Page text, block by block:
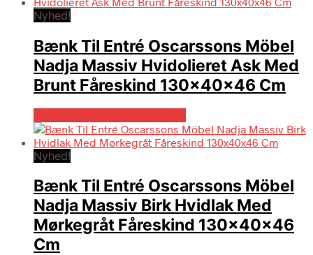
Nyhed!
Bænk Til Entré Oscarssons Möbel
Nadja Massiv Hvidolieret Ask Med
Brunt Fåreskind 130x40x46 Cm
Nyhed!
Bænk Til Entré Oscarssons Möbel
Nadja Massiv Birk Hvidlak Med
Mørkegråt Fåreskind 130x40x46
Cm